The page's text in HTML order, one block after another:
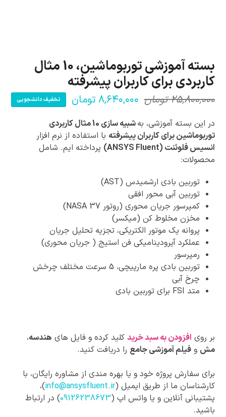
بسته آموزشی توربوماشین، 10 مثال
کاربردی برای کاربران پیشرفته
۲۵,۸۰۰,۰۰۰ تومان
قیمت
اصلی:
۲۵,۸۰۰,۰۰۰ تومان
بود.
۸,۶۴۰,۰۰۰ تومان
قیمت
فعلی:
۸,۶۴۰,۰۰۰ تومان.
تخفیف دانشجویی
در این بسته آموزشی، به
شبیه سازی 10 مثال کاربردی
توربوماشین برای کاربران پیشرفته با استفاده از نرم افزار
انسیس فلوئنت (ANSYS Fluent)
پرداخته ایم. شامل
محصولات:
توربین بادی ارشمیدس (AST)
توربین آبی محور افقی
کمپرسور جریان محوری (روتور NASA 37)
مخزن مخلوط کن (میکسر)
پروانه یک موتور الکتریکی، تجزیه تحلیل جریان
عملکرد آیرودینامیکی فن استیج ( جریان محوری)
رمپرسور
توربین بادی پره مارپیچی، 5 سرعت مختلف چرخش
چرخ آبی
متد FSI برای توربین بادی
بر روی افزودن به سبد خرید کلید کرده و فایل های هندسه،
مش وفیلم آموزشی جامع را دریافت کنید.
برای سفارش پروژه خود و یا بهره مندی از مشاوره رایگان، با
کارشناسان ما از طریق ایمیل (info@ansysfluent.ir)،
پشتیبانی آنلاین و یا واتس اپ (09126238673) در ارتباط
باشید.